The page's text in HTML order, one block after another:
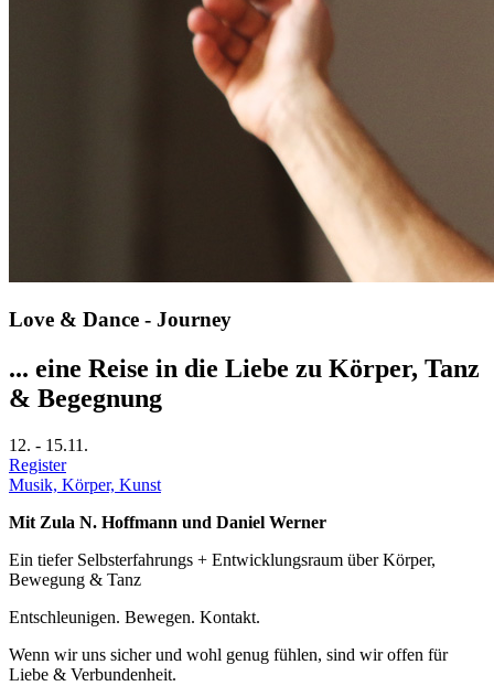
Love & Dance - Journey
... eine Reise in die Liebe zu Körper, Tanz
& Begegnung
12. - 15.11.
Register
Musik, Körper, Kunst
Mit Zula N. Hoffmann und Daniel Werner
Ein tiefer Selbsterfahrungs + Entwicklungsraum über Körper,
Bewegung & Tanz
Entschleunigen. Bewegen. Kontakt.
Wenn wir uns sicher und wohl genug fühlen, sind wir offen für
Liebe & Verbundenheit.